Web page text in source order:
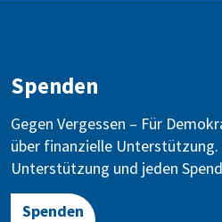
Spenden
Gegen Vergessen – Für
über finanzielle
Unterstützung und jeden
Spenden